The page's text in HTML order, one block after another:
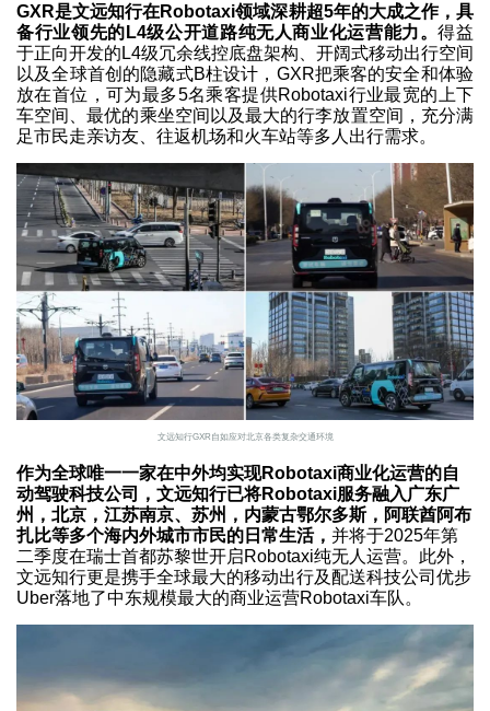
GXR是文远知行在Robotaxi领域深耕超5年的大成之作，具
备行业领先的L4级公开道路纯无人商业化运营能力。得益
于正向开发的L4级冗余线控底盘架构、开阔式移动出行空间
以及全球首创的隐藏式B柱设计，GXR把乘客的安全和体验
放在首位，可为最多5名乘客提供Robotaxi行业最宽的上下
车空间、最优的乘坐空间以及最大的行李放置空间，充分满
足市民走亲访友、往返机场和火车站等多人出行需求。
文远知行GXR自如应对北京各类复杂交通环境
作为全球唯一一家在中外均实现Robotaxi商业化运营的自
动驾驶科技公司，文远知行已将Robotaxi服务融入广东广
州，北京，江苏南京、苏州，内蒙古鄂尔多斯，阿联酋阿布
扎比等多个海内外城市市民的日常生活， 并将于2025年第
二季度在瑞士首都苏黎世开启Robotaxi纯无人运营。此外，
文远知行更是携手全球最大的移动出行及配送科技公司优步
Uber落地了中东规模最大的商业运营Robotaxi车队。